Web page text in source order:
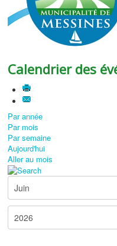
Calendrier des
Par année
Par mois
Par semaine
Aujourd'hui
Aller au mois